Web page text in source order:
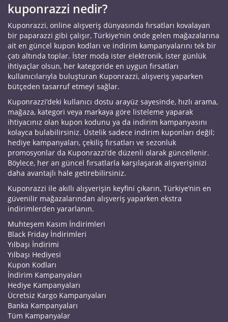
kuponrazzi nedir?
Kuponrazzi, online alışveriş dünyasında fırsatları kovalayan
bir paparazzi gibi çalışır, Türkiye’nin önde gelen mağazalarına
ait en güncel kupon kodları ve indirim kampanyalarını tek bir
çatı altında toplar. İster moda ister elektronik, ister günlük
ihtiyaçlar olsun, her kategoride en uygun fırsatları
kullanıcılarıyla buluşturan Kuponrazzi, alışveriş yaparken
bütçeden tasarruf etmeyi sağlar.
Kuponrazzi’deki kullanıcı dostu arayüz sayesinde, hızlı arama,
mağaza, kategori veya markaya göre listeleme yaparak
ihtiyacınız olan kupon kodunu ya da indirim kampanyasını
kolayca bulabilirsiniz. Üstelik sadece indirim kuponları değil;
hediye kampanyaları, çekiliş fırsatları ve sezonluk
promosyonlar da Kuponrazzi’de düzenli olarak güncellenir.
Böylece, her an güncel fırsatlarla karşılaşarak alışverişinizi
daha avantajlı hale getirebilirsiniz.
Kuponrazzi ile akıllı alışverişin keyfini çıkarın, Türkiye’nin en
güvenilir mağazalarından alışveriş yaparken ekstra
indirimlerden yararlanın.
Muhteşem Kasım İndirimleri
Black Friday İndirimleri
Yılbaşı İndirimi
Yılbaşı Hediyesi
Kupon Kodları
İndirim Kampanyaları
Hediye Kampanyaları
Ücretsiz Kargo Kampanyaları
Banka Kampanyaları
Tüm Kampanyalar